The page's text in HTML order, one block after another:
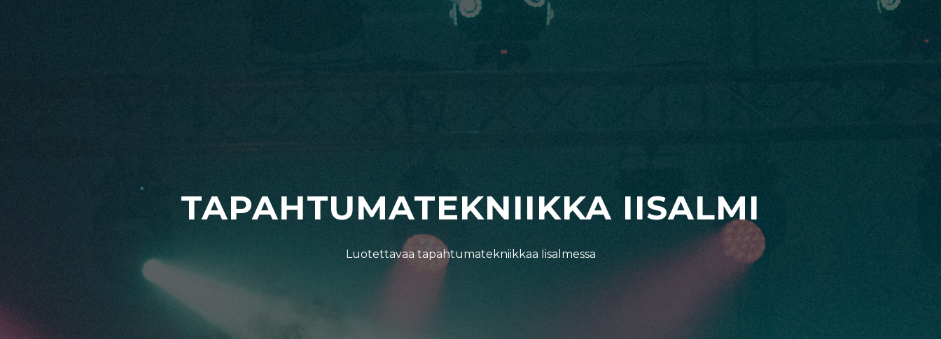
TAPAHTUMATEKNIIKKA IISALMI
Luotettavaa tapahtumatekniikkaa Iisalmessa